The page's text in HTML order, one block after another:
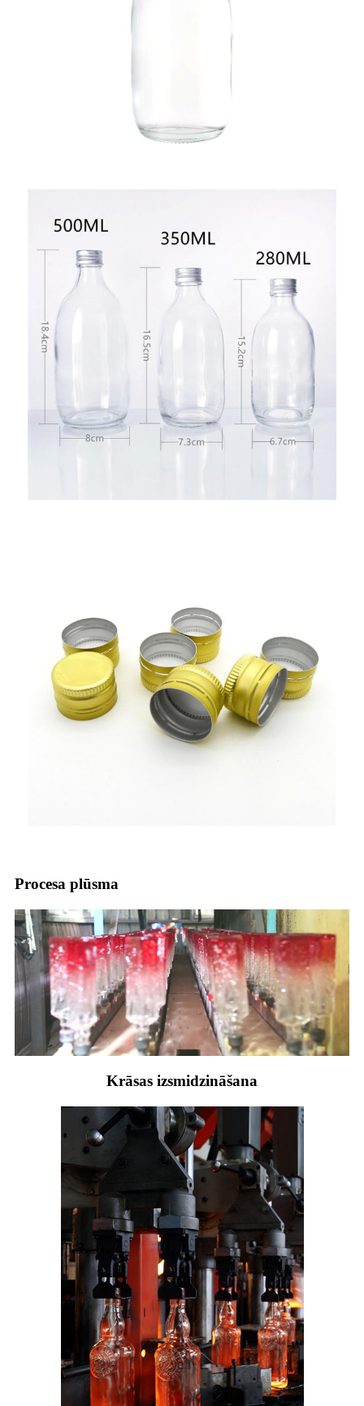
Procesa plūsma
Krāsas izsmidzināšana